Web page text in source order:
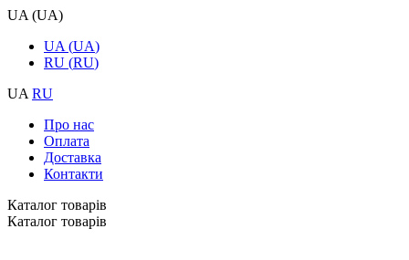
UA (UA)
UA (UA)
RU (RU)
UA RU
Про нас
Оплата
Доставка
Контакти
Каталог товарiв
Каталог товарiв